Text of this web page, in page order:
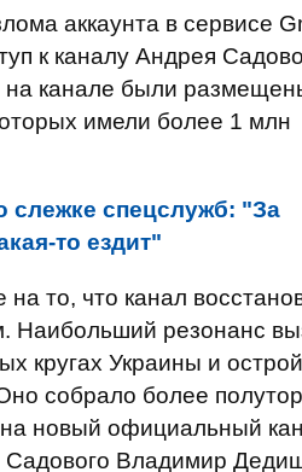
аккаунта в сервисе
к каналу Андрея
на канале были
имели более 1 млн
слежке спецслужб: "За
то ездит"
то, что канал
Наибольший резонанс
кругах Украины и острой
собрало более
новый официальный
Садового Владимир